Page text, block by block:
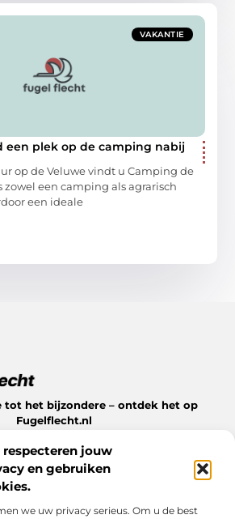
jouw
en gebruiken
we uw privacy serieus. Om u de best
VAKANTIE
een plek op de camping nabij
op de Veluwe vindt u Camping de
een camping als agrarisch
een ideale
tot het bijzondere – ontdek het op
Fugelflecht.nl
te bieden heeft.